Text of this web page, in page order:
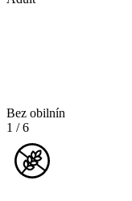
Bez obilnín
1 /6